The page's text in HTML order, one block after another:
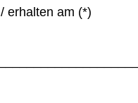
erhalten am (*)